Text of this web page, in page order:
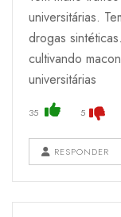
universitárias.
drogas
cultivando
universitárias
35 5
RESPONDER